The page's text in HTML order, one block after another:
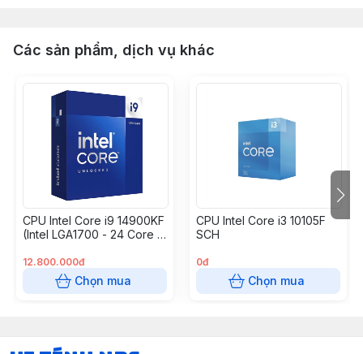
Các sản phẩm, dịch vụ khác
CPU Intel Core i9 14900KF
(Intel LGA1700 - 24 Core -
Turbo 6.0Ghz - Cache
36MB - No iGPU)
12.800.000đ
Chọn mua
CPU Intel Core i3 10105F
SCH
0đ
Chọn mua